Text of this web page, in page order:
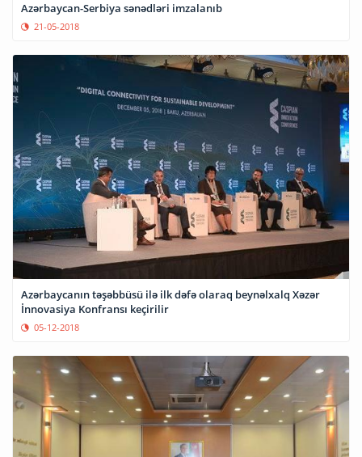
Azərbaycan-Serbiya sənədləri imzalanıb
21-05-2018
Azərbaycanın təşəbbüsü ilə ilk dəfə olaraq beynəlxalq Xəzər
İnnovasiya Konfransı keçirilir
05-12-2018